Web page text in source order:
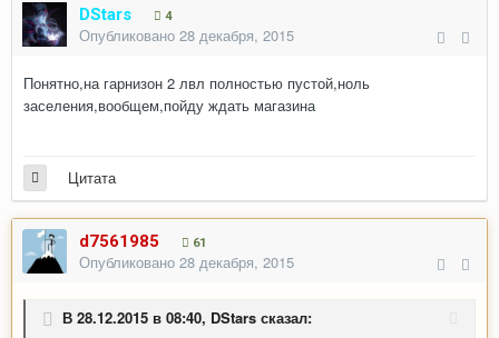
DStars 4
Опубликовано 28 декабря, 2015
Понятно,на гарнизон 2 лвл полностью пустой,ноль
заселения,вообщем,пойду ждать магазина
Цитата
d7561985 61
Опубликовано 28 декабря, 2015
В 28.12.2015 в 08:40, DStars сказал: